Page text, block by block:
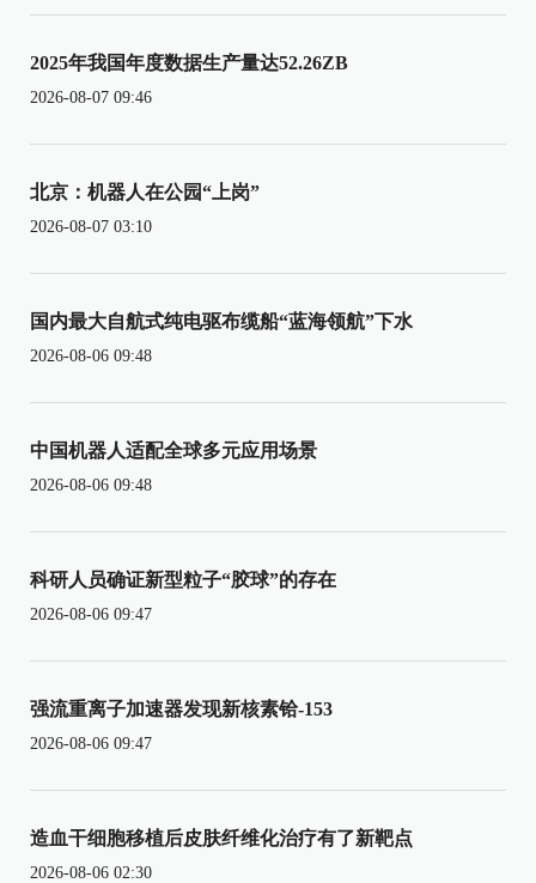
2025年我国年度数据生产量达52.26ZB
2026-08-07 09:46
北京：机器人在公园“上岗”
2026-08-07 03:10
国内最大自航式纯电驱布缆船“蓝海领航”下水
2026-08-06 09:48
中国机器人适配全球多元应用场景
2026-08-06 09:48
科研人员确证新型粒子“胶球”的存在
2026-08-06 09:47
强流重离子加速器发现新核素铪-153
2026-08-06 09:47
造血干细胞移植后皮肤纤维化治疗有了新靶点
2026-08-06 02:30